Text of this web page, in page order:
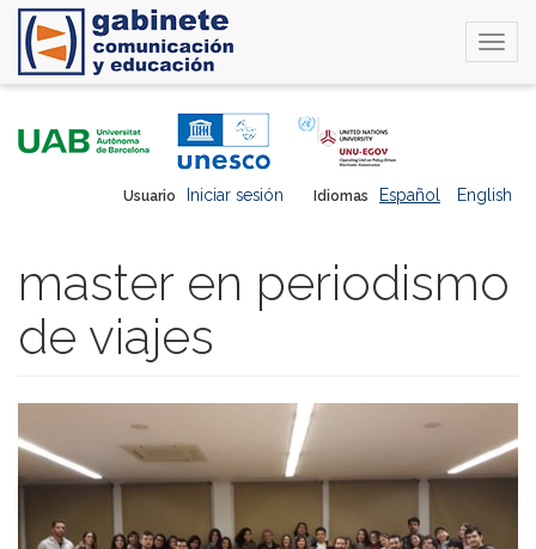
Idiomas Español English
Usuario Iniciar sesión
master en periodismo
de viajes